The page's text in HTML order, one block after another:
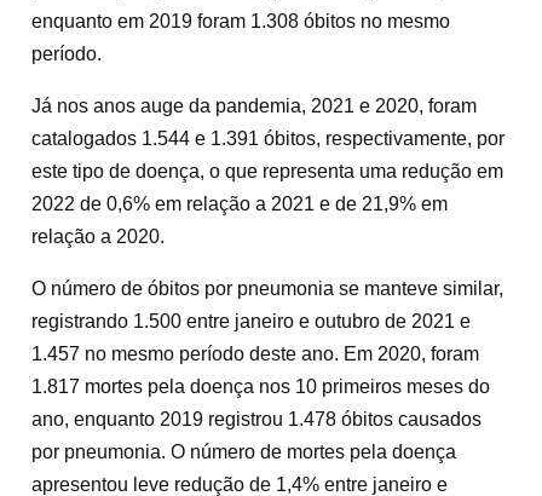
enquanto em 2019 foram 1.308 óbitos no mesmo
período.
Já nos anos auge da pandemia, 2021 e 2020, foram
catalogados 1.544 e 1.391 óbitos, respectivamente, por
este tipo de doença, o que representa uma redução em
2022 de 0,6% em relação a 2021 e de 21,9% em
relação a 2020.
O número de óbitos por pneumonia se manteve similar,
registrando 1.500 entre janeiro e outubro de 2021 e
1.457 no mesmo período deste ano. Em 2020, foram
1.817 mortes pela doença nos 10 primeiros meses do
ano, enquanto 2019 registrou 1.478 óbitos causados
por pneumonia. O número de mortes pela doença
apresentou leve redução de 1,4% entre janeiro e